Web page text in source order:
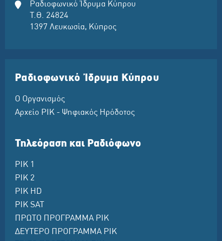
Ραδιοφωνικό Ίδρυμα Κύπρου
Τ.Θ. 24824
1397 Λευκωσία, Κύπρος
Ραδιοφωνικό Ίδρυμα Κύπρου
Ο Οργανισμός
Αρχείο ΡΙΚ - Ψηφιακός Ηρόδοτος
Τηλεόραση και Ραδιόφωνο
ΡΙΚ 1
ΡΙΚ 2
ΡΙΚ HD
ΡΙΚ SAT
ΠΡΩΤΟ ΠΡΟΓΡΑΜΜΑ ΡΙΚ
ΔΕΥΤΕΡΟ ΠΡΟΓΡΑΜΜΑ ΡΙΚ